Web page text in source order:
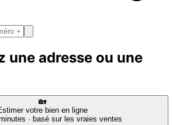
une adresse ou une
🏡
votre bien en ligne
· basé sur les vraies ventes